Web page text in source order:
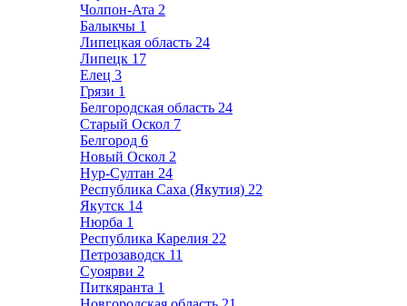
Чолпон-Ата 2
Балыкчы 1
Липецкая область 24
Липецк 17
Елец 3
Грязи 1
Белгородская область 24
Старый Оскол 7
Белгород 6
Новый Оскол 2
Нур-Султан 24
Республика Саха (Якутия) 22
Якутск 14
Нюрба 1
Республика Карелия 22
Петрозаводск 11
Суоярви 2
Питкяранта 1